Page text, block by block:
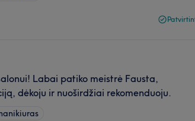
Labai patiko meistrė Fausta,
dėkoju ir nuoširdžiai rekomenduoju.